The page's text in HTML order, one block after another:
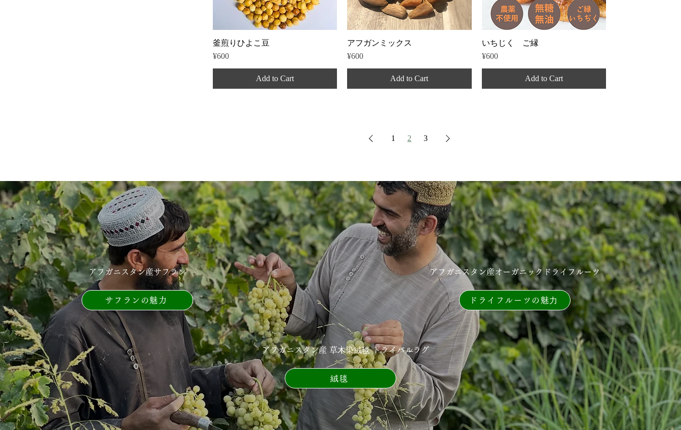
Quick View
釜煎りひよこ豆
Price
¥600
Add to Cart
Quick View
アフガンミックス
Price
¥600
Add to Cart
Quick View
いちじく ご縁
Price
¥600
Add to Cart
1 2 3
アフガニスタン産サフラン
サフランの魅力
アフガニスタン産オーガニックドライフルーツ
ドライフルーツの魅⼒
アフガニスタン産 草⽊染絨毯 トライバルラグ
絨毯